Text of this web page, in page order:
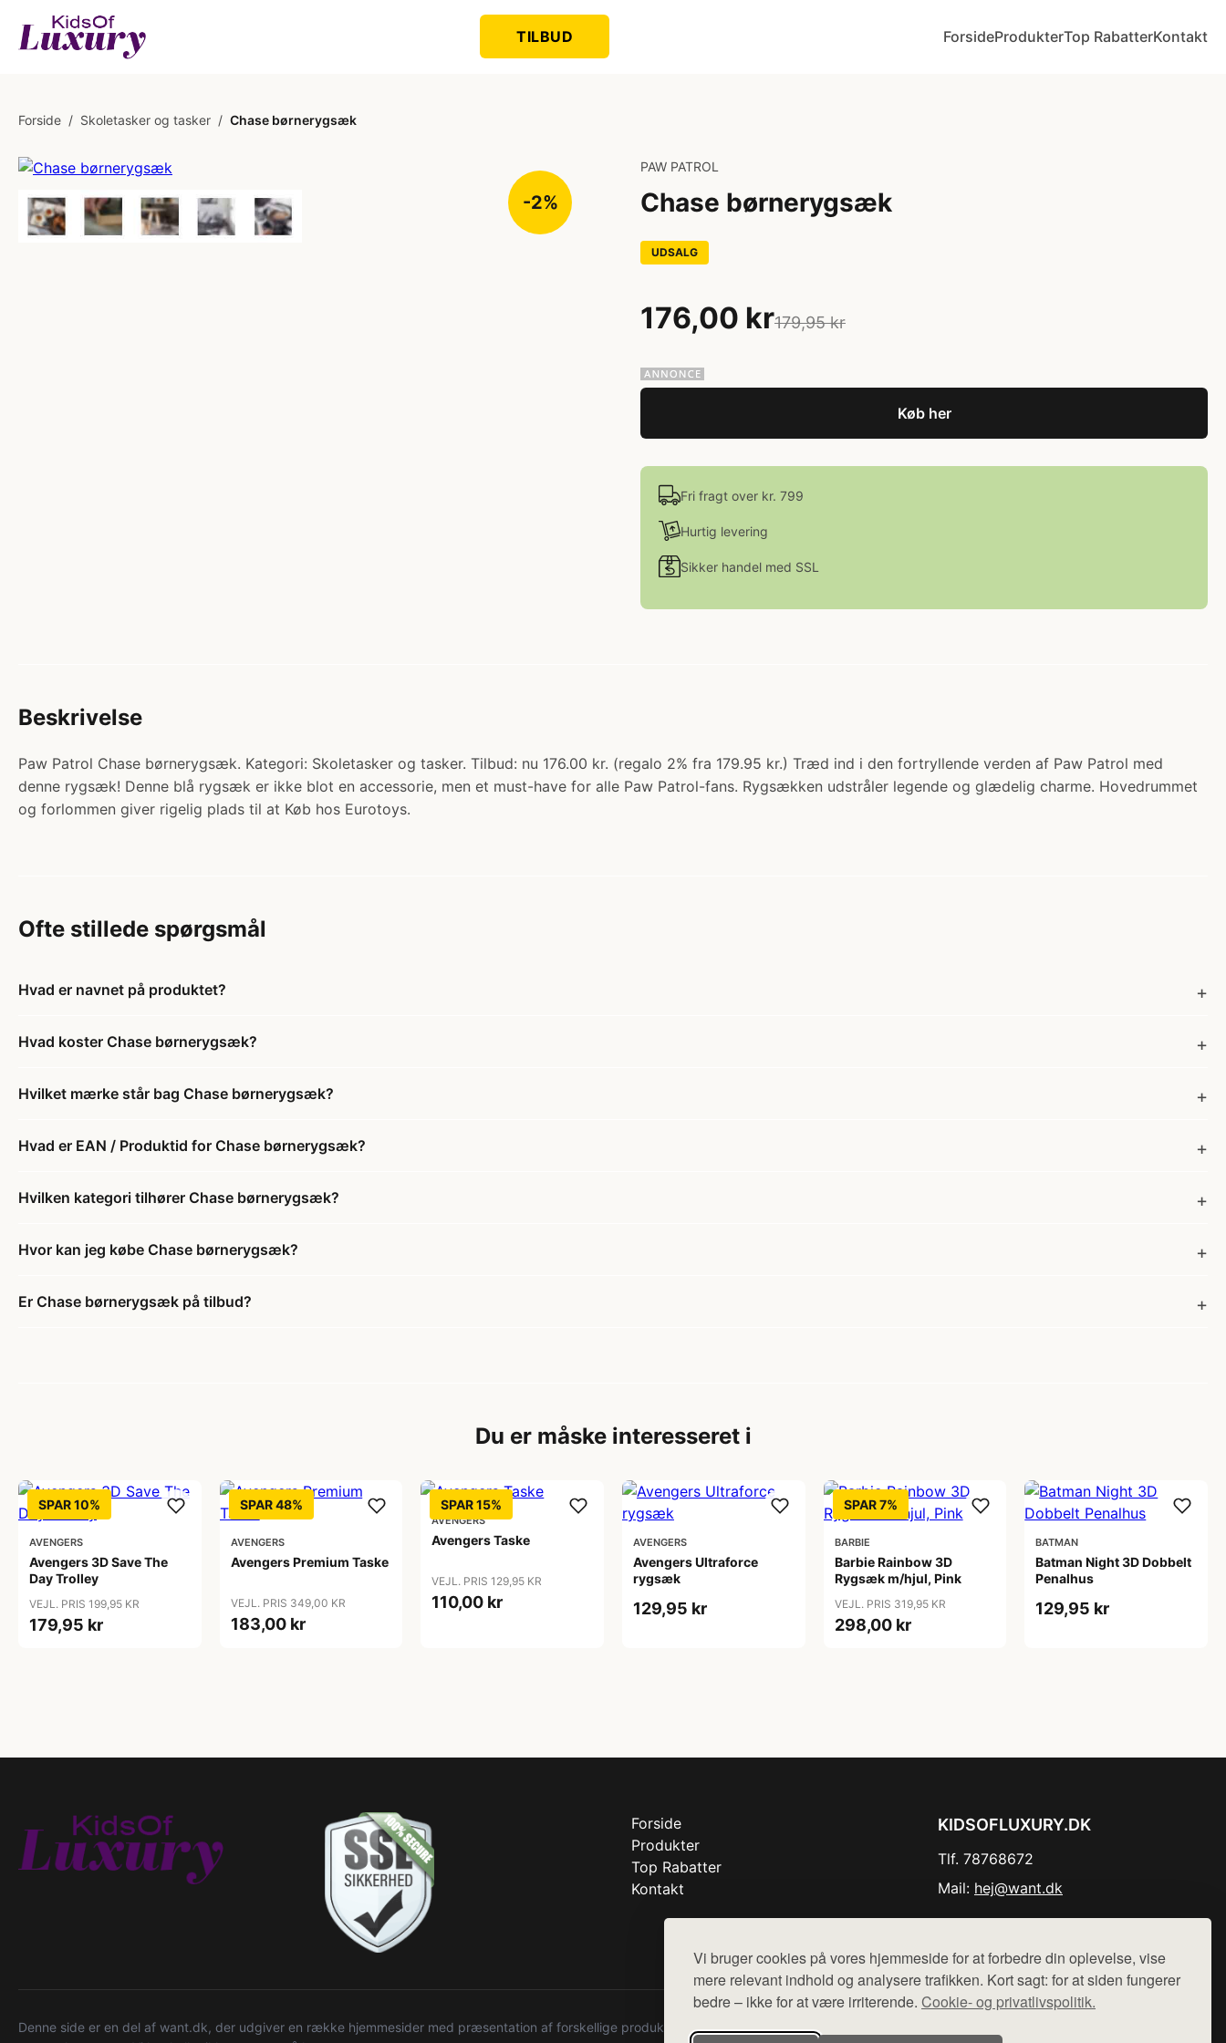
Vi bruger cookies på vores hjemmeside for at forbedre din oplevelse, vise
mere relevant indhold og analysere trafikken. Kort sagt: for at siden fungerer
bedre – ikke for at være irriterende. Cookie- og privatlivspolitik.
TILBUD ForsideProdukterTop RabatterKontakt
Forside / Skoletasker og tasker / Chase børnerygsæk
-2%
PAW PATROL
Chase børnerygsæk
UDSALG
176,00 kr179,95 kr
Køb her
Fri fragt over kr. 799
Hurtig levering
Sikker handel med SSL
Beskrivelse
Paw Patrol Chase børnerygsæk. Kategori: Skoletasker og tasker. Tilbud: nu 176.00 kr. (regalo 2% fra 179.95 kr.) Træd ind i den fortryllende verden af Paw Patrol med
denne rygsæk! Denne blå rygsæk er ikke blot en accessorie, men et must-have for alle Paw Patrol-fans. Rygsækken udstråler legende og glædelig charme. Hovedrummet
og forlommen giver rigelig plads til at Køb hos Eurotoys.
Ofte stillede spørgsmål
Hvad er navnet på produktet?
Hvad koster Chase børnerygsæk?
Hvilket mærke står bag Chase børnerygsæk?
Hvad er EAN / Produktid for Chase børnerygsæk?
Hvilken kategori tilhører Chase børnerygsæk?
Hvor kan jeg købe Chase børnerygsæk?
Er Chase børnerygsæk på tilbud?
Du er måske interesseret i
SPAR 10%
AVENGERS
Avengers 3D Save The
Day Trolley
VEJL. PRIS 199,95 KR
179,95 kr
SPAR 48%
AVENGERS
Avengers Premium Taske
VEJL. PRIS 349,00 KR
183,00 kr
SPAR 15%
AVENGERS
Avengers Taske
VEJL. PRIS 129,95 KR
110,00 kr
AVENGERS
Avengers Ultraforce
rygsæk
129,95 kr
SPAR 7%
BARBIE
Barbie Rainbow 3D
Rygsæk m/hjul, Pink
VEJL. PRIS 319,95 KR
298,00 kr
BATMAN
Batman Night 3D Dobbelt
Penalhus
129,95 kr
Forside
Produkter
Top Rabatter
Kontakt
KIDSOFLUXURY.DK
Tlf. 78768672
Mail: hej@want.dk
Denne side er en del af want.dk, der udgiver en række hjemmesider med præsentation af forskellige produkter fra diverse webshops. Der sælges ikke varer fra denne side - vi henviser til de shops,